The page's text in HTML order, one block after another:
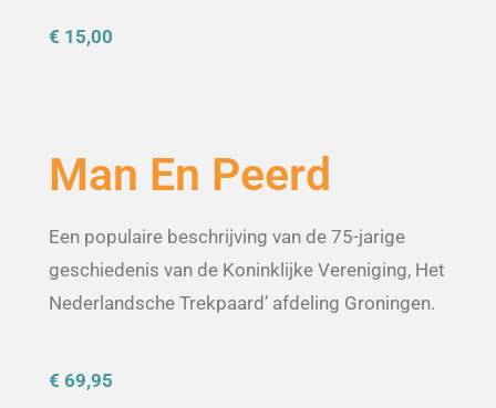
€ 15,00
Man En Peerd
Een populaire beschrijving van de 75-jarige
geschiedenis van de Koninklijke Vereniging, Het
Nederlandsche Trekpaard’ afdeling Groningen.
€ 69,95